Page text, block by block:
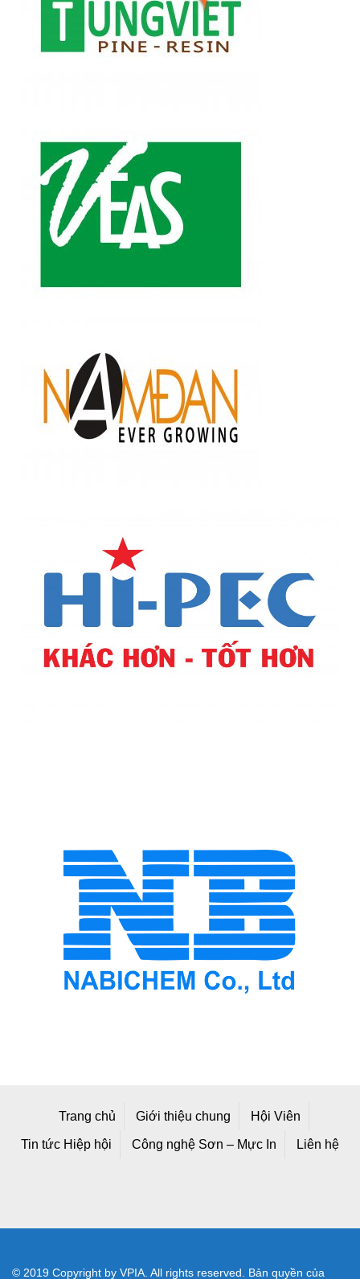
Trang chủ Giới thiệu chung Hội Viên
Tin tức Hiệp hội Công nghệ Sơn – Mực In Liên hệ
© 2019 Copyright by VPIA. All rights reserved. Bản quyền của